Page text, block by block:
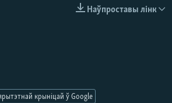
Наўпроставы лінк
крыніцай ў Google